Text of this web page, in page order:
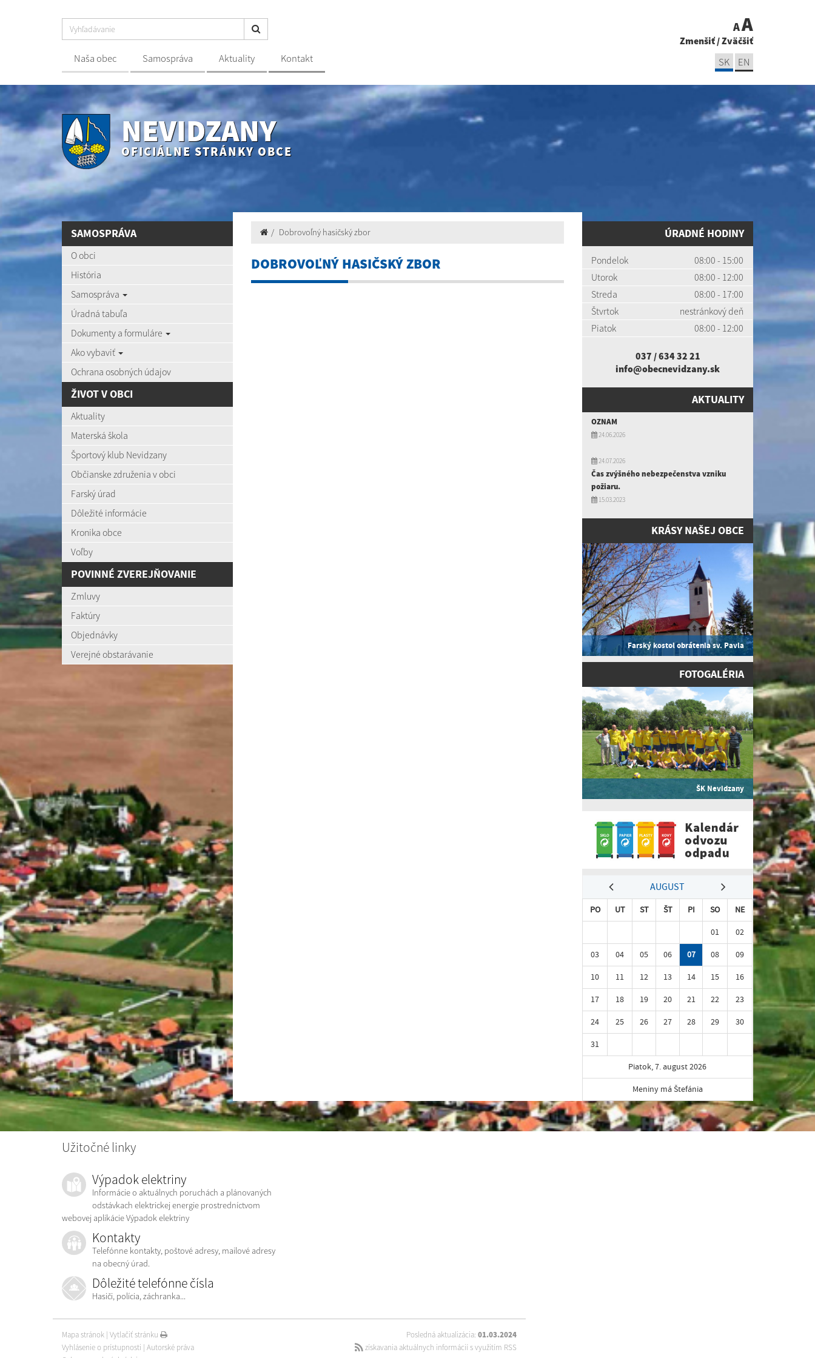
Naša obec Samospráva Aktuality Kontakt
AA
Zmenšiť/Zväčšiť
SK EN
NEVIDZANY
OFICIÁLNE STRÁNKY OBCE
SAMOSPRÁVA
O obci
História
Samospráva
Úradná tabuľa
Dokumenty a formuláre
Ako vybaviť
Ochrana osobných údajov
ŽIVOT V OBCI
Aktuality
Materská škola
Športový klub Nevidzany
Občianske združenia v obci
Farský úrad
Dôležité informácie
Kronika obce
Voľby
POVINNÉ ZVEREJŇOVANIE
Zmluvy
Faktúry
Objednávky
Verejné obstarávanie
Dobrovoľný hasičský zbor
DOBROVOĽNÝ HASIČSKÝ ZBOR
ÚRADNÉ HODINY
Pondelok
08:00 - 15:00
Utorok
08:00 - 12:00
Streda
08:00 - 17:00
Štvrtok
nestránkový deň
Piatok
08:00 - 12:00
037 / 634 32 21
info@obecnevidzany.sk
AKTUALITY
OZNAM
24.06.2026
24.07.2026
Čas zvýšného nebezpečenstva vzniku
požiaru.
15.03.2023
KRÁSY NAŠEJ OBCE
Farský kostol obrátenia sv. Pavla
FOTOGALÉRIA
ŠK Nevidzany
AUGUST
PO UT ST ŠT PI SO
NE
01
02
03
04 05 06 07 08
09
10
11 12 13 14 15
16
17
18 19 20 21 22
23
24
25 26 27 28 29
30
31
Piatok, 7. august 2026
Meniny má Štefánia
Užitočné linky
Výpadok elektriny
Informácie o aktuálnych poruchách a plánovaných
odstávkach elektrickej energie prostredníctvom
webovej aplikácie Výpadok elektriny
Kontakty
Telefónne kontakty, poštové adresy, mailové adresy
na obecný úrad.
Dôležité telefónne čísla
Hasiči, polícia, záchranka...
Posledná aktualizácia: 01.03.2024
získavania aktuálnych informácií s využitím RSS
Mapa stránok | Vytlačiť stránku
Vyhlásenie o prístupnosti | Autorské práva